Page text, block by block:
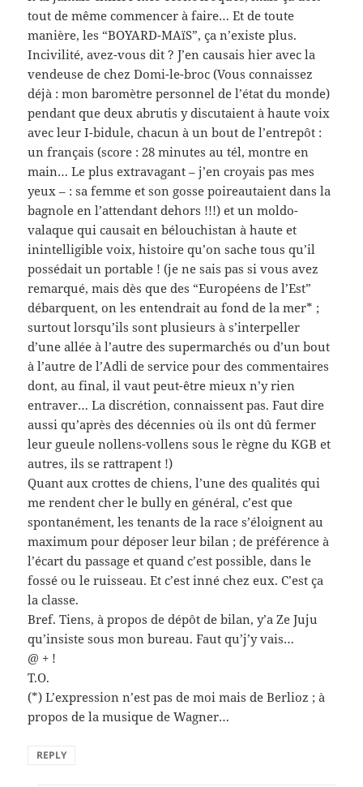
tout de même commencer à faire… Et de toute
manière, les “BOYARD-MAïS”, ça n’existe plus.
Incivilité, avez-vous dit ? J’en causais hier avec la
vendeuse de chez Domi-le-broc (Vous connaissez
déjà : mon baromètre personnel de l’état du monde)
pendant que deux abrutis y discutaient à haute voix
avec leur I-bidule, chacun à un bout de l’entrepôt :
un français (score : 28 minutes au tél, montre en
main… Le plus extravagant – j’en croyais pas mes
yeux – : sa femme et son gosse poireautaient dans la
bagnole en l’attendant dehors !!!) et un moldo-
valaque qui causait en bélouchistan à haute et
inintelligible voix, histoire qu’on sache tous qu’il
possédait un portable ! (je ne sais pas si vous avez
remarqué, mais dès que des “Européens de l’Est”
débarquent, on les entendrait au fond de la mer* ;
surtout lorsqu’ils sont plusieurs à s’interpeller
d’une allée à l’autre des supermarchés ou d’un bout
à l’autre de l’Adli de service pour des commentaires
dont, au final, il vaut peut-être mieux n’y rien
entraver… La discrétion, connaissent pas. Faut dire
aussi qu’après des décennies où ils ont dû fermer
leur gueule nollens-vollens sous le règne du KGB et
autres, ils se rattrapent !)
Quant aux crottes de chiens, l’une des qualités qui
me rendent cher le bully en général, c’est que
spontanément, les tenants de la race s’éloignent au
maximum pour déposer leur bilan ; de préférence à
l’écart du passage et quand c’est possible, dans le
fossé ou le ruisseau. Et c’est inné chez eux. C’est ça
la classe.
Bref. Tiens, à propos de dépôt de bilan, y’a Ze Juju
qu’insiste sous mon bureau. Faut qu’j’y vais…
@ + !
T.O.
(*) L’expression n’est pas de moi mais de Berlioz ; à
propos de la musique de Wagner…
REPLY